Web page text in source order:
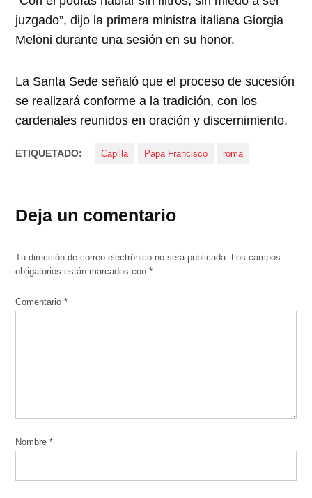
juzgado”, dijo la primera ministra italiana Giorgia
Meloni durante una sesión en su honor.
La Santa Sede señaló que el proceso de sucesión
se realizará conforme a la tradición, con los
cardenales reunidos en oración y discernimiento.
ETIQUETADO: Capilla Papa Francisco roma
Deja un comentario
Tu dirección de correo electrónico no será publicada. Los campos
obligatorios están marcados con*
Comentario*
Nombre*